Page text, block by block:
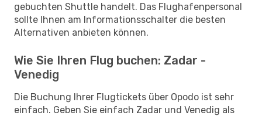
gebuchten Shuttle handelt. Das Flughafenpersonal
sollte Ihnen am Informationsschalter die besten
Alternativen anbieten können.
Wie Sie Ihren Flug buchen: Zadar -
Venedig
Die Buchung Ihrer Flugtickets über Opodo ist sehr
einfach. Geben Sie einfach Zadar und Venedig als